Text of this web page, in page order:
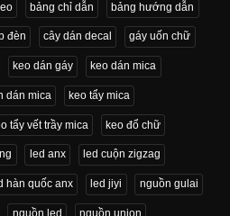
bảng chỉ dẫn bảng hướng dẫn
đèn cây dán decal gáy uốn chữ
keo dán gáy keo dán mica
dán mica keo tẩy mica
tẩy vết trầy mica keo đổ chữ
led anx led cuộn zigzag
hàn quốc anx led jiyi nguồn gulai
nguồn led nguồn union